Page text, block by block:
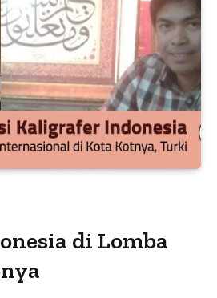
di Lomba